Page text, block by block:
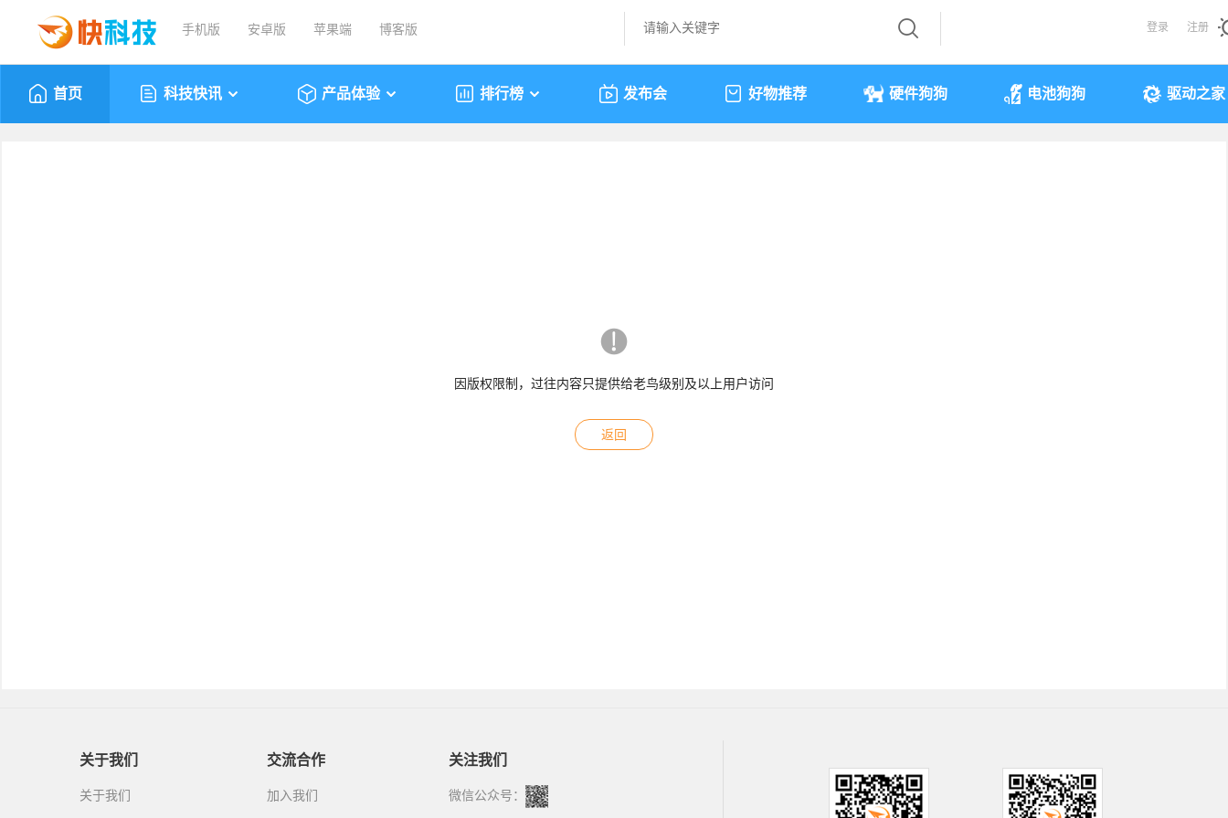
手机版 安卓版 苹果端 博客版 登录 注册
首页 科技快讯 产品体验 排行榜 发布会 好物推荐 硬件狗狗 电池狗狗 驱动之家
因版权限制，过往内容只提供给老鸟级别及以上用户访问
返回
关于我们
关于我们
交流合作
加入我们
关注我们
微信公众号：